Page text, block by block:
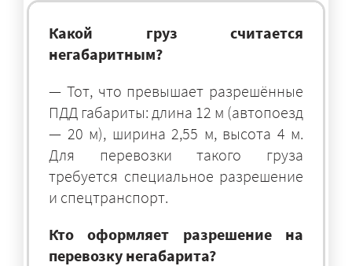
Какой груз считается
негабаритным?
— Тот, что превышает разрешённые
ПДД габариты: длина 12 м (автопоезд
— 20 м), ширина 2,55 м, высота 4 м.
Для перевозки такого груза
требуется специальное разрешение
и спецтранспорт.
Кто оформляет разрешение на
перевозку негабарита?